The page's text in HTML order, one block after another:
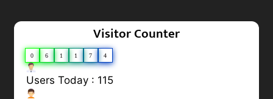
Visitor Counter
0 6 1 1 7 4
Users Today : 115